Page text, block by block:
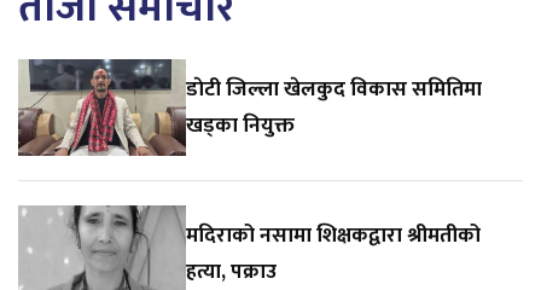
डाेटी जिल्ला खेलकुद विकास समितिमा
खड्का नियुक्त
मदिराको नसामा शिक्षकद्वारा श्रीमतीको
हत्या, पक्राउ